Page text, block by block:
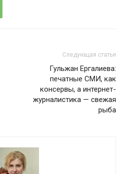
Следующая статья
Гульжан Ергалиева:
печатные СМИ, как
консервы, а интернет-
журналистика — свежая
рыба